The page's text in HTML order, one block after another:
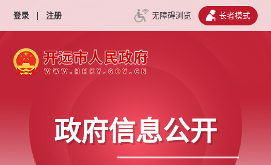
登录 | 注册 无障碍浏览 长者模式
政府信息公开